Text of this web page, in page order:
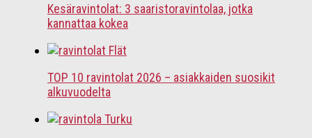
Kesäravintolat: 3 saaristoravintolaa, jotka
kannattaa kokea
TOP 10 ravintolat 2026 – asiakkaiden suosikit
alkuvuodelta